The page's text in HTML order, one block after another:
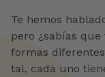
Te hemos
pero ¿sabías
formas
tal, cada uno